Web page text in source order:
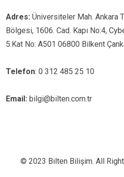
Adres: Üniversiteler Mah. Ankara
Bölgesi, 1606. Cad. Kapı No:4,
5.Kat No: A501 06800 Bilkent
Telefon: 0 312 485 25 10
Email: bilgi@bilten.com.tr
© 2023 Bilten Bilişim. All